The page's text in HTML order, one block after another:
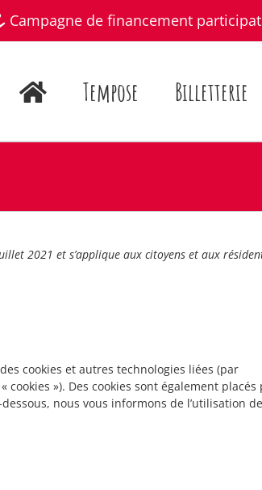
Campagne de financement
Tempose Billetterie
2021 et s’applique aux citoyens et aux
cookies et autres technologies liées (par
»). Des cookies sont également placés
nous vous informons de l’utilisation